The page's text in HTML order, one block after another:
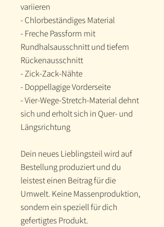
variieren
- Chlorbeständiges Material
- Freche Passform mit
Rundhalsausschnitt und tiefem
Rückenausschnitt
- Zick-Zack-Nähte
- Doppellagige Vorderseite
- Vier-Wege-Stretch-Material dehnt
sich und erholt sich in Quer- und
Längsrichtung
Dein neues Lieblingsteil wird auf
Bestellung produziert und du
leistest einen Beitrag für die
Umwelt. Keine Massenproduktion,
sondern ein speziell für dich
gefertigtes Produkt.